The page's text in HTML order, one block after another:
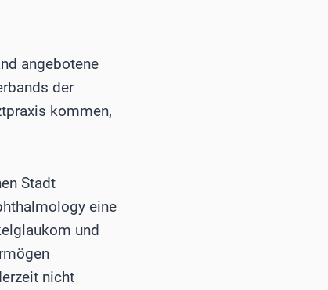
angebotene
der
kommen,
Stadt
eine
und
nicht